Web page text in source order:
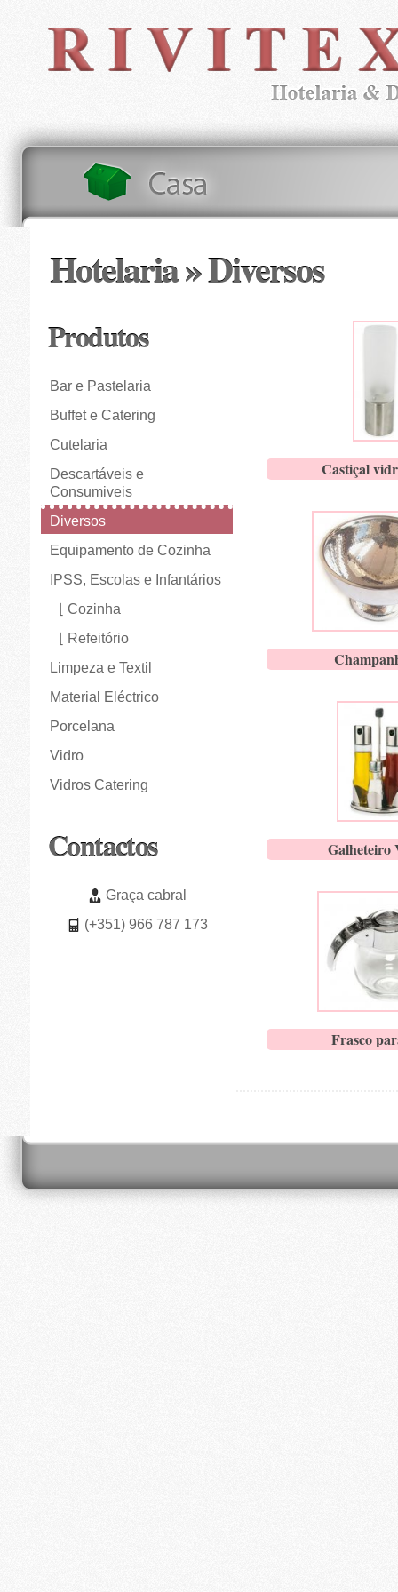
Hotelaria » Diversos
Produtos
Bar e Pastelaria
Buffet e Catering
Cutelaria
Descartáveis e
Consumiveis
Diversos
Equipamento de Cozinha
IPSS, Escolas e Infantários
Cozinha
Refeitório
Limpeza e Textil
Material Eléctrico
Porcelana
Vidro
Vidros Catering
Contactos
Graça cabral
(+351) 966 787 173
Castiçal
Galheteiro
Frasco